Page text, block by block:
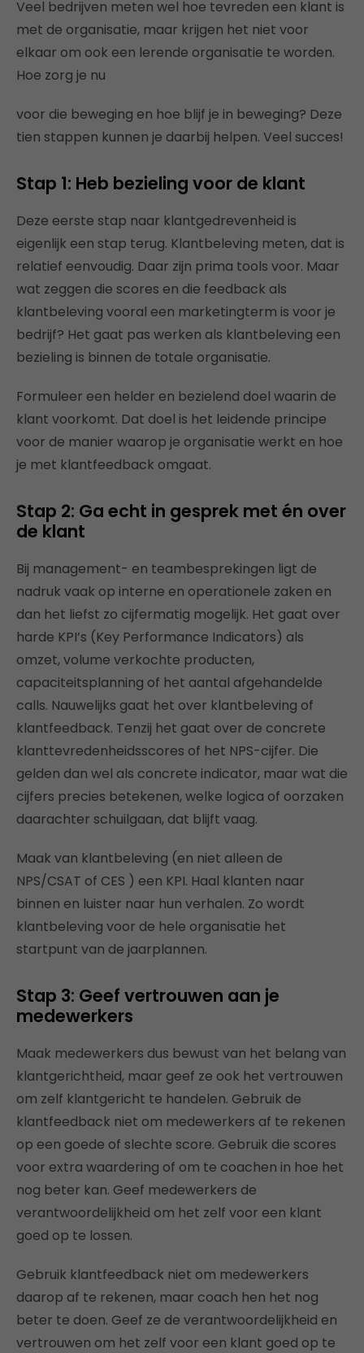
Veel bedrijven meten wel hoe tevreden een klant is
met de organisatie, maar krijgen het niet voor
elkaar om ook een lerende organisatie te worden.
Hoe zorg je nu
voor die beweging en hoe blijf je in beweging? Deze
tien stappen kunnen je daarbij helpen. Veel succes!
Stap 1: Heb bezieling voor de klant
Deze eerste stap naar klantgedrevenheid is
eigenlijk een stap terug. Klantbeleving meten, dat is
relatief eenvoudig. Daar zijn prima tools voor. Maar
wat zeggen die scores en die feedback als
klantbeleving vooral een marketingterm is voor je
bedrijf? Het gaat pas werken als klantbeleving een
bezieling is binnen de totale organisatie.
Formuleer een helder en bezielend doel waarin de
klant voorkomt. Dat doel is het leidende principe
voor de manier waarop je organisatie werkt en hoe
je met klantfeedback omgaat.
Stap 2: Ga echt in gesprek met én over
de klant
Bij management- en teambesprekingen ligt de
nadruk vaak op interne en operationele zaken en
dan het liefst zo cijfermatig mogelijk. Het gaat over
harde KPI’s (Key Performance Indicators) als
omzet, volume verkochte producten,
capaciteitsplanning of het aantal afgehandelde
calls. Nauwelijks gaat het over klantbeleving of
klantfeedback. Tenzij het gaat over de concrete
klanttevredenheidsscores of het NPS-cijfer. Die
gelden dan wel als concrete indicator, maar wat die
cijfers precies betekenen, welke logica of oorzaken
daarachter schuilgaan, dat blijft vaag.
Maak van klantbeleving (en niet alleen de
NPS/CSAT of CES ) een KPI. Haal klanten naar
binnen en luister naar hun verhalen. Zo wordt
klantbeleving voor de hele organisatie het
startpunt van de jaarplannen.
Stap 3: Geef vertrouwen aan je
medewerkers
Maak medewerkers dus bewust van het belang van
klantgerichtheid, maar geef ze ook het vertrouwen
om zelf klantgericht te handelen. Gebruik de
klantfeedback niet om medewerkers af te rekenen
op een goede of slechte score. Gebruik die scores
voor extra waardering of om te coachen in hoe het
nog beter kan. Geef medewerkers de
verantwoordelijkheid om het zelf voor een klant
goed op te lossen.
Gebruik klantfeedback niet om medewerkers
daarop af te rekenen, maar coach hen het nog
beter te doen. Geef ze de verantwoordelijkheid en
vertrouwen om het zelf voor een klant goed op te